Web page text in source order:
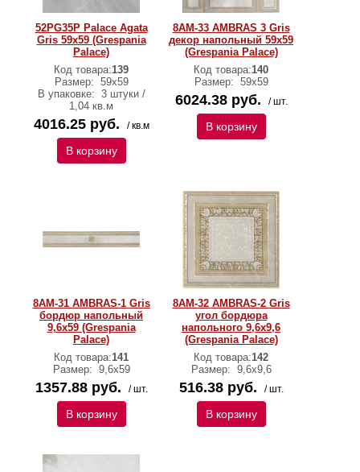
52PG35P Palace Agata
Gris 59х59 (Grespania
Palace)
Код товара:139
Размер: 59х59
В упаковке: 3 штуки /
1,04 кв.м
4016.25 руб. / кв.м
В корзину
8AM-33 AMBRAS 3 Gris
декор напольный 59x59
(Grespania Palace)
Код товара:140
Размер: 59х59
6024.38 руб. / шт.
В корзину
8AM-31 AMBRAS-1 Gris
бордюр напольный
9,6x59 (Grespania
Palace)
Код товара:141
Размер: 9,6х59
1357.88 руб. / шт.
В корзину
8AM-32 AMBRAS-2 Gris
угол бордюра
напольного 9,6x9,6
(Grespania Palace)
Код товара:142
Размер: 9,6x9,6
516.38 руб. / шт.
В корзину